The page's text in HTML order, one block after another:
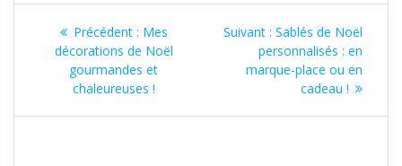
Navigation
l’article
Précédent : Article
précédent
:
Mes
décorations de Noël
gourmandes et
chaleureuses !
Suivant : Article
suivant
:
Sablés de Noël
personnalisés : en
marque-place ou en
cadeau !